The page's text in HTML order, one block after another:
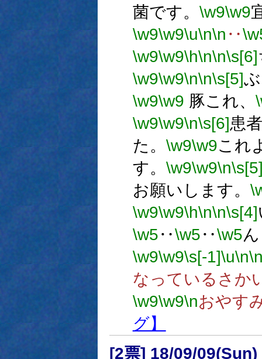
菌です。 \w9\w9
\w9\w9\u\n\n ‥
\w9\w9\h\n\n\s[6]
\w9\w9\n\n\s[5]
\w9\w9 豚これ、
\w9\w9\n\s[6]患
た。 \w9\w9これ
す。 \w9\w9\n
お願いします。
\w9\w9\h\n\n\s[4]
\w5‥\w5‥\w5
\w9\w9\s[-1]\u\n
なっているさか
\w9\w9\nおやす
グ】
[2票] 18/09/